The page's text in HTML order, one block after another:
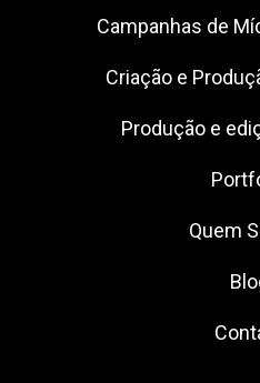
Campanhas de
Criação e
Produção e
Quem